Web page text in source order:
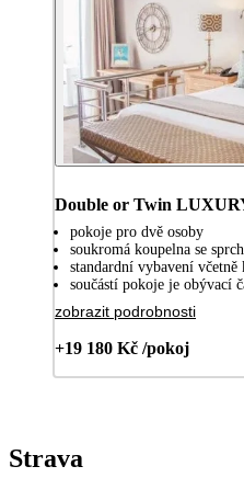
Double or Twin
pokoje pro dvě osoby
soukromá koupelna se
standardní vybavení
součástí pokoje je obývací
zobrazit podrobnosti
+19 180 Kč /pokoj
Strava